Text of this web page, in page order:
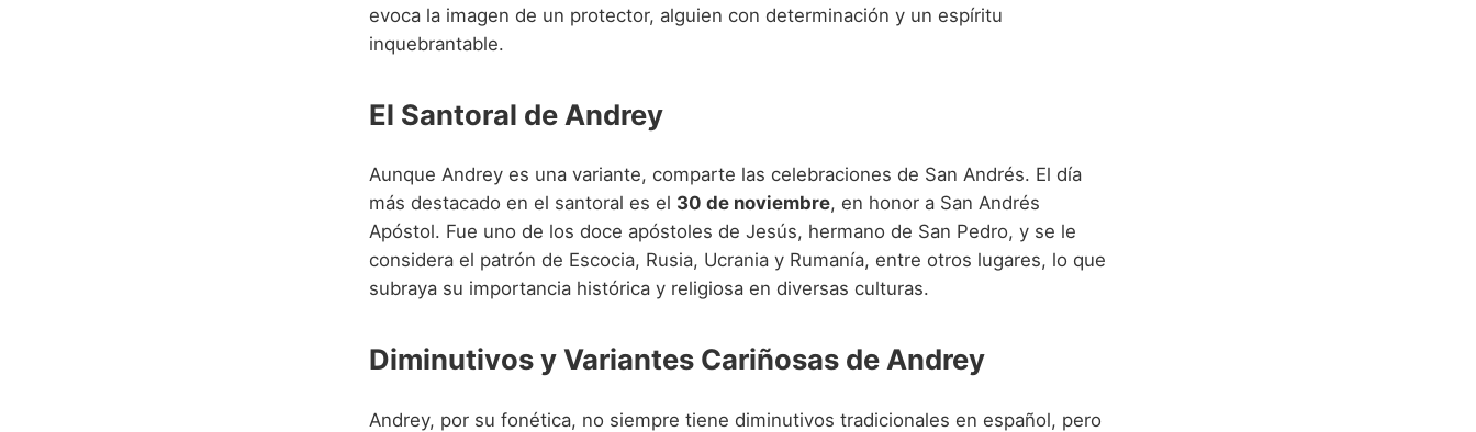
evoca la imagen de un protector, alguien con determinación y un espíritu
inquebrantable.
El Santoral de Andrey
Aunque Andrey es una variante, comparte las celebraciones de San Andrés. El día
más destacado en el santoral es el 30 de noviembre, en honor a San Andrés
Apóstol. Fue uno de los doce apóstoles de Jesús, hermano de San Pedro, y se le
considera el patrón de Escocia, Rusia, Ucrania y Rumanía, entre otros lugares, lo que
subraya su importancia histórica y religiosa en diversas culturas.
Diminutivos y Variantes Cariñosas de Andrey
Andrey, por su fonética, no siempre tiene diminutivos tradicionales en español, pero